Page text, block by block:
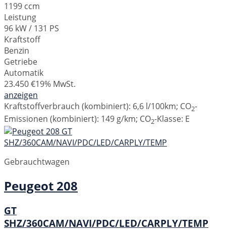
1199 ccm
Leistung
96 kW / 131 PS
Kraftstoff
Benzin
Getriebe
Automatik
23.450 €19% MwSt.
anzeigen
Kraftstoffverbrauch (kombiniert): 6,6 l/100km; CO2-
Emissionen (kombiniert): 149 g/km; CO2-Klasse: E
Gebrauchtwagen
Peugeot 208
GT
SHZ/360CAM/NAVI/PDC/LED/CARPLY/TEMP